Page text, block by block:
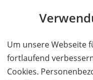
Um unsere Webseite
fortlaufend
Cookies.
Sie können bei uns
tätigen. Nach Abschluss
Möglichkeit, Ihre Daten
lassen.